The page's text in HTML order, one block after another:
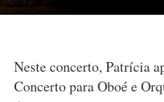
Neste concerto, Patrícia
Concerto para Oboé e